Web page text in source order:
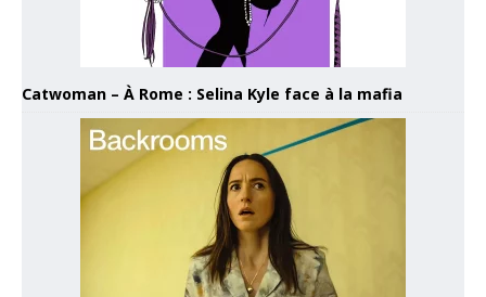
Catwoman – À Rome : Selina Kyle face à la mafia